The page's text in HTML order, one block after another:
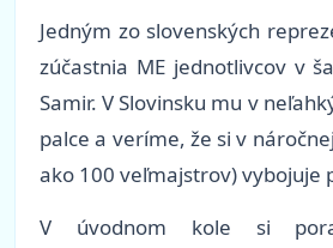
Jedným zo slovenských
zúčastnia ME jednotlivcov v
Samir. V Slovinsku mu v
palce a veríme, že si v
ako 100 veľmajstrov)vybojuje
V úvodnom kole si